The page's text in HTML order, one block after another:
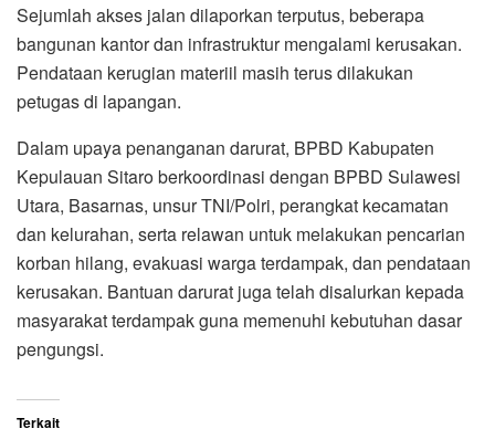
Sejumlah akses jalan dilaporkan terputus, beberapa
bangunan kantor dan infrastruktur mengalami kerusakan.
Pendataan kerugian materiil masih terus dilakukan
petugas di lapangan.
Dalam upaya penanganan darurat, BPBD Kabupaten
Kepulauan Sitaro berkoordinasi dengan BPBD Sulawesi
Utara, Basarnas, unsur TNI/Polri, perangkat kecamatan
dan kelurahan, serta relawan untuk melakukan pencarian
korban hilang, evakuasi warga terdampak, dan pendataan
kerusakan. Bantuan darurat juga telah disalurkan kepada
masyarakat terdampak guna memenuhi kebutuhan dasar
pengungsi.
Terkait